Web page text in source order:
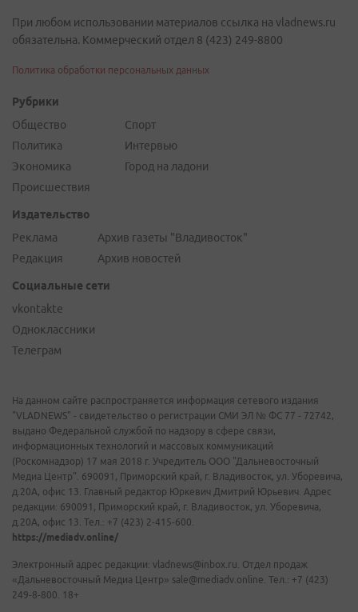
При любом использовании материалов ссылка на vladnews.ru
обязательна. Коммерческий отдел 8 (423) 249-8800
Политика обработки персональных данных
Рубрики
Общество
Политика
Экономика
Происшествия
Спорт
Интервью
Город на ладони
Издательство
Реклама
Редакция
Архив газеты "Владивосток"
Архив новостей
Социальные сети
vkontakte
Одноклассники
Телеграм
На данном сайте распространяется информация сетевого издания
"VLADNEWS" - свидетельство о регистрации СМИ ЭЛ № ФС 77 - 72742,
выдано Федеральной службой по надзору в сфере связи,
информационных технологий и массовых коммуникаций
(Роскомнадзор) 17 мая 2018 г. Учредитель ООО "Дальневосточный
Медиа Центр". 690091, Приморский край, г. Владивосток, ул. Уборевича,
д.20А, офис 13. Главный редактор Юркевич Дмитрий Юрьевич. Адрес
редакции: 690091, Приморский край, г. Владивосток, ул. Уборевича,
д.20А, офис 13. Тел.: +7 (423) 2-415-600.
https://mediadv.online/
Электронный адрес редакции: vladnews@inbox.ru. Отдел продаж
«Дальневосточный Медиа Центр» sale@mediadv.online. Тел.: +7 (423)
249-8-800. 18+